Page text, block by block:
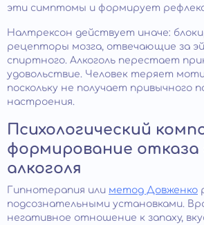
эти симптомы и формирует рефлекс
Налтрексон действует иначе:
рецепторы мозга, отвечающие за
спиртного. Алкоголь перестает
удовольствие. Человек теряет
поскольку не получает привычного
настроения.
Психологический
формирование
алкоголя
Гипнотерапия или метод Довженко
подсознательными установками.
негативное отношение к запаху,